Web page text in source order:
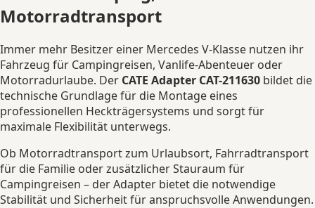
Motorradtransport
Immer mehr Besitzer einer Mercedes V-Klasse nutzen ihr
Fahrzeug für Campingreisen, Vanlife-Abenteuer oder
Motorradurlaube. Der CATE Adapter CAT-211630 bildet die
technische Grundlage für die Montage eines
professionellen Heckträgersystems und sorgt für
maximale Flexibilität unterwegs.
Ob Motorradtransport zum Urlaubsort, Fahrradtransport
für die Familie oder zusätzlicher Stauraum für
Campingreisen – der Adapter bietet die notwendige
Stabilität und Sicherheit für anspruchsvolle Anwendungen.